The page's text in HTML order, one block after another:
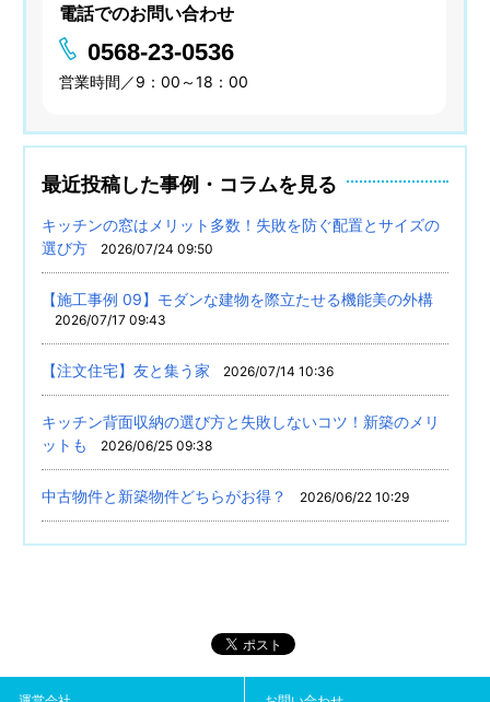
電話でのお問い合わせ
0568-23-0536
営業時間／9：00～18：00
最近投稿した事例・コラムを見る
キッチンの窓はメリット多数！失敗を防ぐ配置とサイズの
選び方
2026/07/24 09:50
【施工事例 09】モダンな建物を際立たせる機能美の外構
2026/07/17 09:43
【注文住宅】友と集う家 2026/07/14 10:36
キッチン背面収納の選び方と失敗しないコツ！新築のメリ
ットも
2026/06/25 09:38
中古物件と新築物件どちらがお得？ 2026/06/22 10:29